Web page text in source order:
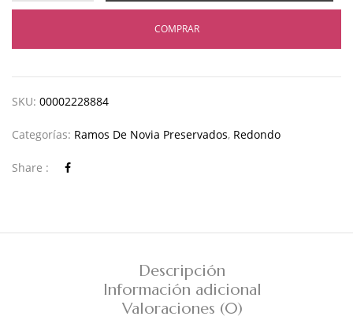
COMPRAR
SKU: 00002228884
Categorías: Ramos De Novia Preservados, Redondo
Share :
Descripción
Información adicional
Valoraciones (0)